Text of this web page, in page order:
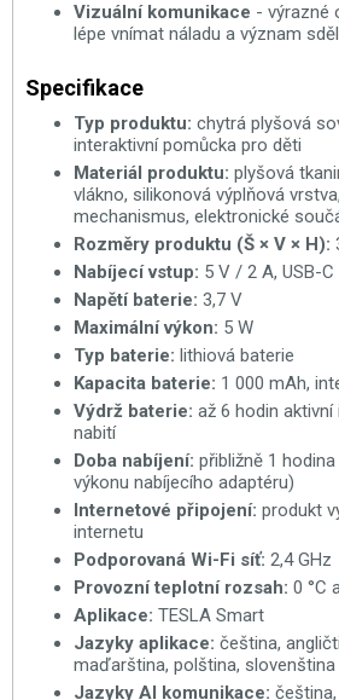
Vizuální komunikace - výrazné
lépe vnímat náladu a význam
Specifikace
Typ produktu: chytrá plyšová
interaktivní pomůcka pro děti
Materiál produktu: plyšová
vlákno, silikonová výplňová
mechanismus, elektronické
Rozměry produktu (Š × V × H):
Nabíjecí vstup: 5 V / 2 A, USB-C
Napětí baterie: 3,7 V
Maximální výkon: 5 W
Typ baterie: lithiová baterie
Kapacita baterie: 1 000 mAh,
Výdrž baterie: až 6 hodin
nabití
Doba nabíjení: přibližně 1
výkonu nabíjecího adaptéru)
Internetové připojení: produkt
internetu
Podporovaná Wi-Fi síť: 2,4 GHz
Provozní teplotní rozsah: 0 °C
Aplikace: TESLA Smart
Jazyky aplikace: čeština,
maďarština, polština, slovenština
Jazyky AI komunikace: